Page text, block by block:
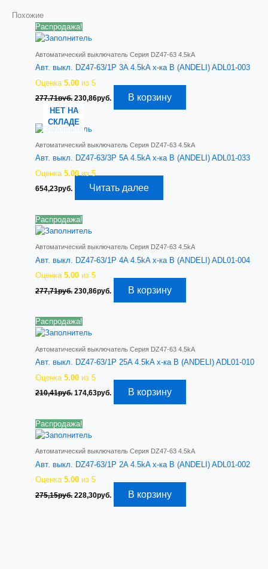
Похожие
Распродажа!
Автоматический выключатель Серия DZ47-63 4.5kA
Авт. выкл. DZ47-63/1P 3A 4.5kA х-ка B (ANDELI) ADL01-003
Оценка5.00 из 5
277,71руб. Первоначальная
составляла
277,71руб..
230,86руб. ТекущаяВ корзину
НЕТ НА
СКЛАДЕ
Автоматический выключатель Серия DZ47-63 4.5kA
Авт. выкл. DZ47-63/3P 5A 4.5kA х-ка B (ANDELI) ADL01-033
Оценка5.00 из 5
654,23руб. Читать далее
Распродажа!
Автоматический выключатель Серия DZ47-63 4.5kA
Авт. выкл. DZ47-63/1P 4A 4.5kA х-ка B (ANDELI) ADL01-004
Оценка5.00 из 5
277,71руб. Первоначальная
277,71руб..
230,86руб. ТекущаяВ корзину
Распродажа!
Автоматический выключатель Серия DZ47-63 4.5kA
Авт. выкл. DZ47-63/1P 25A 4.5kA х-ка B (ANDELI) ADL01-010
Оценка5.00 из 5
210,41руб. Первоначальная
210,41руб..
174,63руб. ТекущаяВ корзину
Распродажа!
Автоматический выключатель Серия DZ47-63 4.5kA
Авт. выкл. DZ47-63/1P 2A 4.5kA х-ка B (ANDELI) ADL01-002
Оценка5.00 из 5
275,15руб. Первоначальная
228,30руб. ТекущаяВ корзину